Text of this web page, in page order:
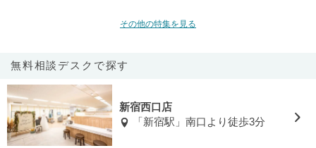
その他の特集を見る
無料相談デスクで探す
新宿西口店
「新宿駅」南口より徒歩3分